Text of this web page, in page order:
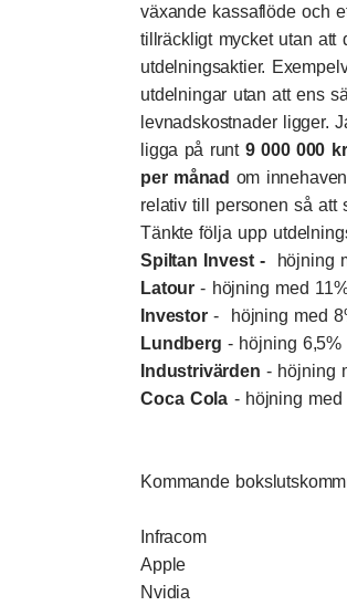
växande kassaflöde och
tillräckligt mycket utan att
utdelningsaktier.
utdelningar utan att ens
levnadskostnader ligger.
ligga på runt 9 000 000
per månad om
relativ till personen så att
Tänkte följa upp
Spiltan Invest-
höjning
Latour - höjning med
Investor- höjning med
Lundberg - höjning 6,5%
Industrivärden - höjning
Coca Cola - höjning med
Kommande
Infracom
Apple
Nvidia